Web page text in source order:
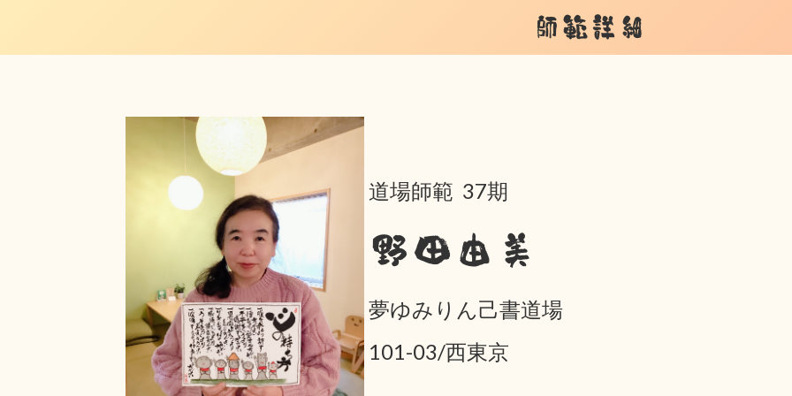
師範詳細
道場師範 37期
野田由美
夢ゆみりん己書道場
101-03/西東京